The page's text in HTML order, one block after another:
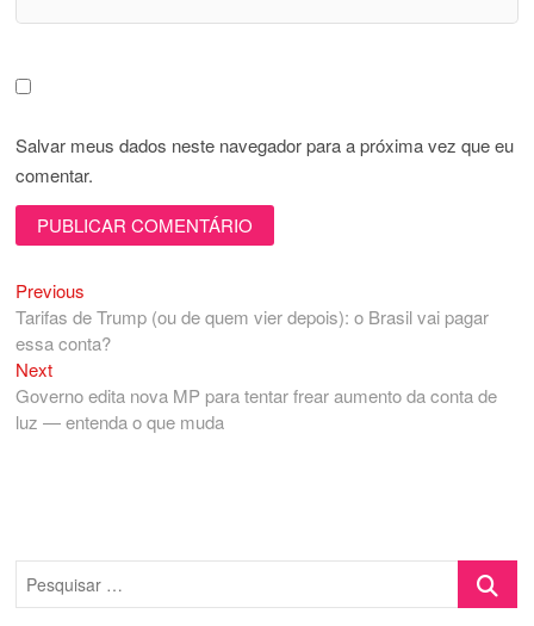
Salvar meus dados neste navegador para a próxima vez que eu
comentar.
Navegação
de
Post
Previous
post:
Tarifas de Trump (ou de quem vier depois): o Brasil vai pagar
essa conta?
NextNext
post:
Governo edita nova MP para tentar frear aumento da conta de
luz — entenda o que muda